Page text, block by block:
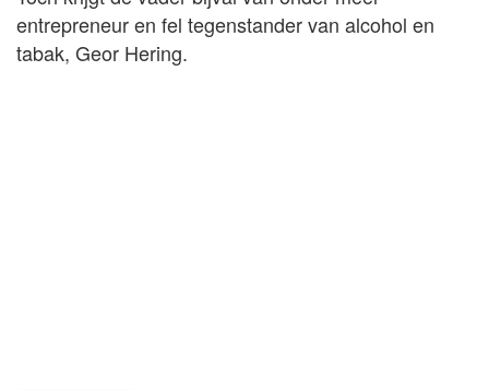
entrepreneur en fel tegenstander van alcohol en
tabak, Geor Hering.